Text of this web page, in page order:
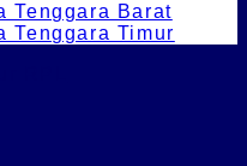
Tenggara Barat
Tenggara Timur